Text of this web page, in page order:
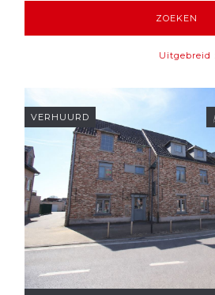
Uitgebreid
VERHUURD